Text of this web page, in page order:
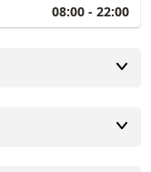
08:00 - 22:00